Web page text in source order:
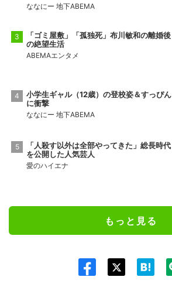
ななにー 地下ABEMA
「ゴミ屋敷」「孤独死」布川敏和の離婚後
の絶望生活
ABEMAエンタメ
小学生ギャル（12歳）の登校姿＆すっぴん
に衝撃
ななにー 地下ABEMA
「人殺す以外は全部やってきた」総長時代
を公開した人気芸人
愛のハイエナ
もっと見る